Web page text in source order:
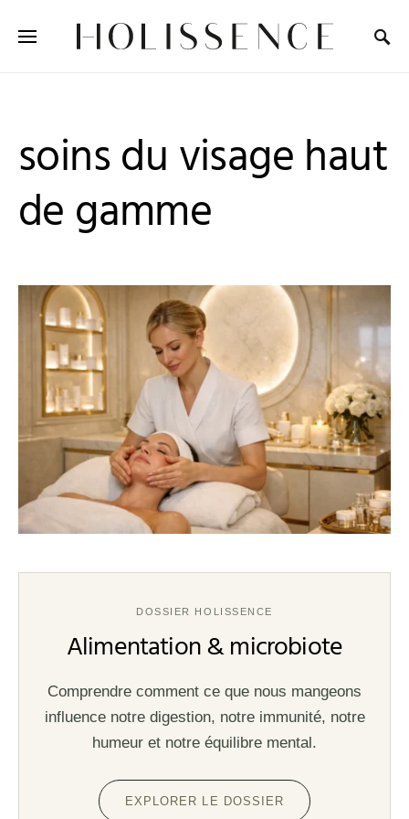
soins du visage haut
de gamme
DOSSIER HOLISSENCE
Alimentation & microbiote
Comprendre comment ce que nous mangeons
influence notre digestion, notre immunité, notre
humeur et notre équilibre mental.
EXPLORER LE DOSSIER